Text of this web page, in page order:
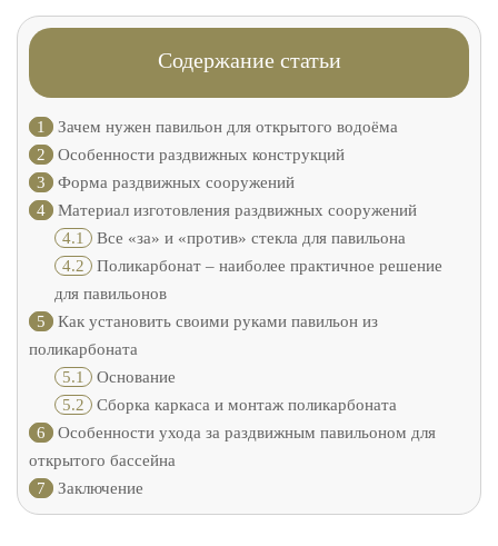
Содержание статьи
1
Зачем нужен павильон для открытого водоёма
2
Особенности раздвижных конструкций
3
Форма раздвижных сооружений
4
Материал изготовления раздвижных сооружений
4.1 Все «за» и «против» стекла для павильона
4.2 Поликарбонат – наиболее практичное решение
для павильонов
5
Как установить своими руками павильон из
поликарбоната
5.1 Основание
5.2 Сборка каркаса и монтаж поликарбоната
6
Особенности ухода за раздвижным павильоном для
открытого бассейна
7
Заключение